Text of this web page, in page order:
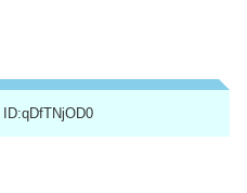
ID:qDfTNjOD0